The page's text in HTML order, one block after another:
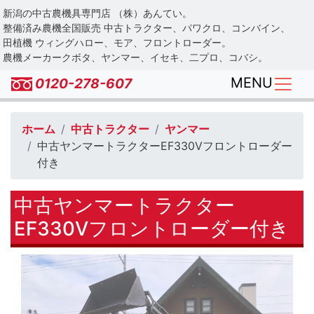
Skip
to
main
content
新潟の中古農機具専門店 （株）あんてい。
整備済み農機全国販売 中古トラクター、パワクロ、コンバイン、
田植機 ウィングハロー、モア、フロントローダー。
農機メーカークボタ、ヤンマー、イセキ、二プロ、コバシ。
0120-278-607 MENU
ホーム 中古トラクター
ヤンマー
中古ヤンマートラクターEF330Vフロントローダー
付き
中古ヤンマートラクター
EF330Vフロントローダー付き